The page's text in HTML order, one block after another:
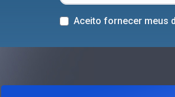
Aceito fornecer meus